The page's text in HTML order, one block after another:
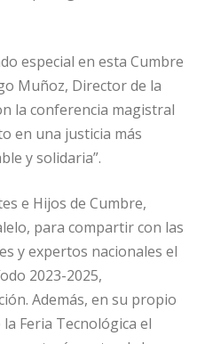
especial en esta Cumbre
Muñoz, Director de la
la conferencia magistral
en una justicia más
y solidaria”.
e Hijos de Cumbre,
para compartir con las
y expertos nacionales el
2023-2025,
Además, en su propio
Feria Tecnológica el